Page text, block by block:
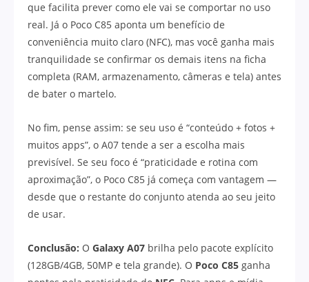
que facilita prever como ele vai se comportar no uso
real. Já o Poco C85 aponta um benefício de
conveniência muito claro (NFC), mas você ganha mais
tranquilidade se confirmar os demais itens na ficha
completa (RAM, armazenamento, câmeras e tela) antes
de bater o martelo.
No fim, pense assim: se seu uso é “conteúdo + fotos +
muitos apps”, o A07 tende a ser a escolha mais
previsível. Se seu foco é “praticidade e rotina com
aproximação”, o Poco C85 já começa com vantagem —
desde que o restante do conjunto atenda ao seu jeito
de usar.
Conclusão: O Galaxy A07 brilha pelo pacote explícito
(128GB/4GB, 50MP e tela grande). O Poco C85 ganha